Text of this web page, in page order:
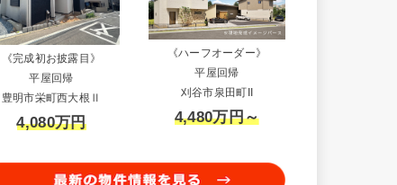
《完成初お披露目》
平屋回帰
豊明市栄町西大根Ⅱ
4,080万円
《ハーフオーダー》
平屋回帰
刈谷市泉田町II
4,480万円～